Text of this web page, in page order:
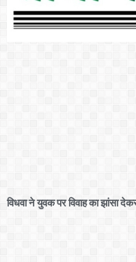
विधवा ने युवक पर विवाह का झांसा